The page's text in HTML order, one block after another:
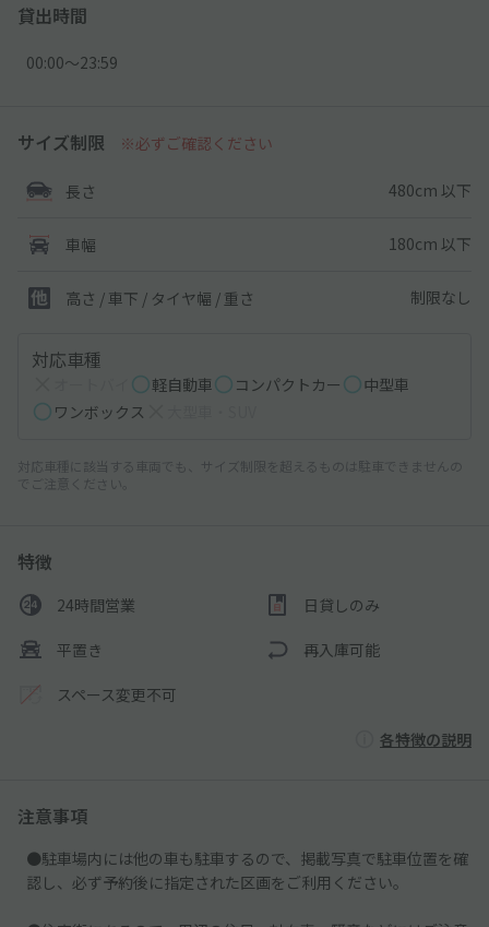
貸出時間
00:00〜23:59
サイズ制限 ※必ずご確認ください
長さ 480cm 以下
車幅 180cm 以下
高さ / 車下 / タイヤ幅 / 重さ 制限なし
対応車種
軽自動車 コンパクトカー
中型車
ワンボックス
対応車種に該当する車両でも、サイズ制限を超えるものは駐車できませんの
でご注意ください。
特徴
24時間営業 日貸しのみ
平置き 再入庫可能
スペース変更不可
各特徴の説明
注意事項
●駐車場内には他の車も駐車するので、掲載写真で駐車位置を確
認し、必ず予約後に指定された区画をご利用ください。